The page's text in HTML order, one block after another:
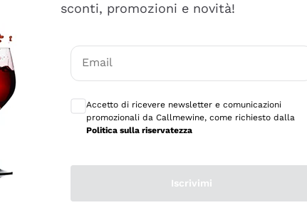
sconti, promozioni e novità!
Email
Accetto di ricevere newsletter e comunicazioni
promozionali da Callmewine, come richiesto dalla
Politica sulla riservatezza
Iscrivimi